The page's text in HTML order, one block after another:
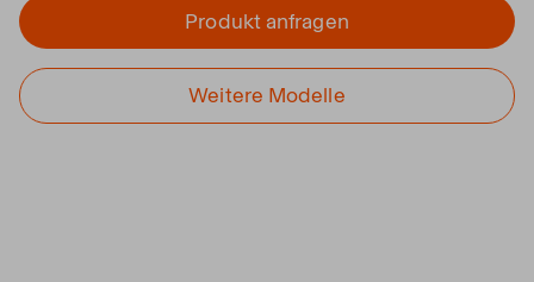
Produkt anfragen
Weitere Modelle